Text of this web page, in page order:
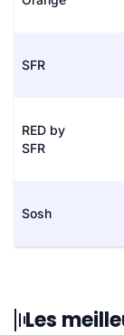
SFR
RED by
SFR
Sosh
Les